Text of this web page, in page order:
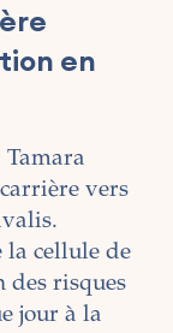
en
Tamara
vers
la cellule de
des risques
jour à la